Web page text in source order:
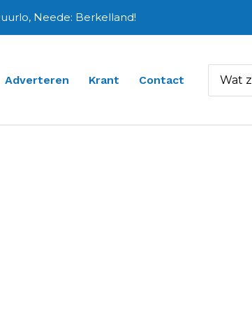
Neede: Berkelland!
Adverteren Krant Contact
naar: